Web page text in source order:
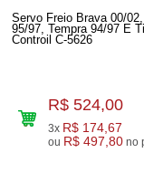
Servo Freio Brava 00/
95/97, Tempra 94/97 E
Controil C-5626
R$ 524,00
3x R$ 174,67
ou R$ 497,80